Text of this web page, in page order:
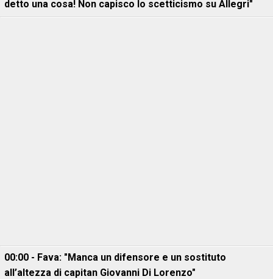
detto una cosa! Non capisco lo scetticismo su Allegri"
00:00 - Fava: "Manca un difensore e un sostituto
all’altezza di capitan Giovanni Di Lorenzo"